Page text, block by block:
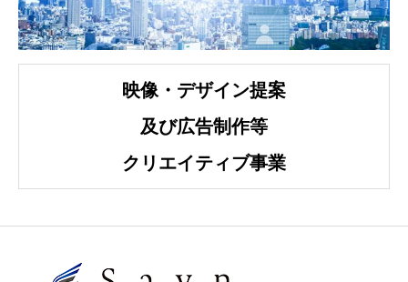
映像・デザイン提案
及び広告制作等
クリエイティブ事業